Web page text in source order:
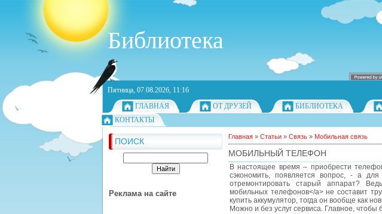
Библиотека
Пятница, 07.08.2026, 11:16
ГЛАВНАЯ
ОТ ДРУЗЕЙ БИБЛИОТЕКА
КОНТАКТЫ
ПОИСК
Реклама на сайте
Главная » Статьи » Связь » Мобильная связь
МОБИЛЬНЫЙ ТЕЛЕФОН
В настоящее время – приобрести
сэкономить, появляется вопрос, - а
отремонтировать старый аппарат?
мобильных телефонов</a> не составит
купить аккумулятор, тогда он вообще как
Можно и без услуг сервиса. Главное,